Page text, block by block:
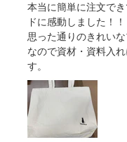
本当に簡単に注文で
ドに感動しました！！
思った通りのきれい
なので資材・資料入
す。